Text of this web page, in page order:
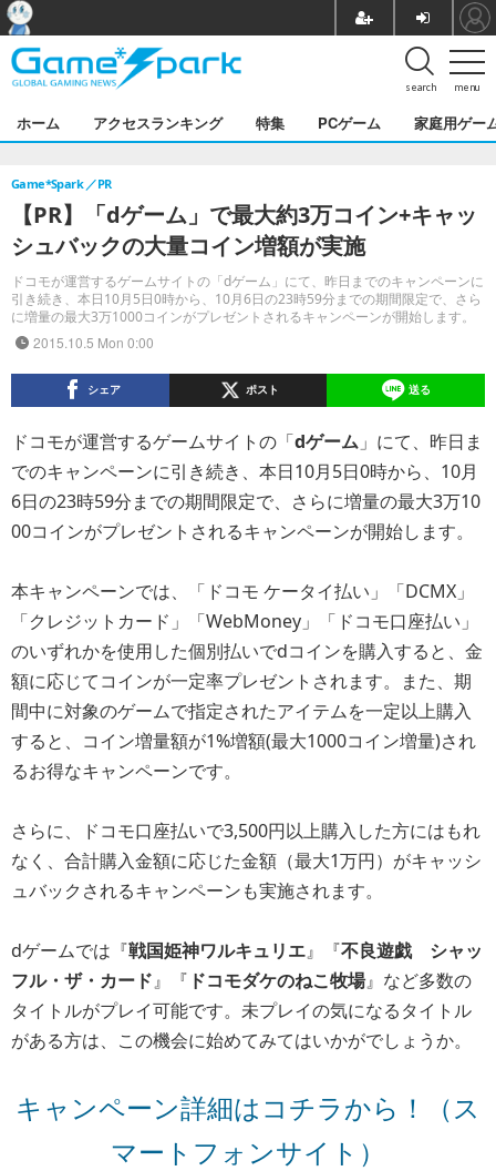
menu
search
ホーム アクセスランキング 特集 PCゲーム 家庭用ゲー
【PR】「dゲーム」で最大約3万コイン+キャッ
シュバックの大量コイン増額が実施
ドコモが運営するゲームサイトの「dゲーム」にて、昨日までのキャンペーンに
引き続き、本日10月5日0時から、10月6日の23時59分までの期間限定で、さら
に増量の最大3万1000コインがプレゼントされるキャンペーンが開始します。
Game*Spark PR
2015.10.5 Mon 0:00
シェア ポスト 送る
ドコモが運営するゲームサイトの「dゲーム 」にて、昨日ま
でのキャンペーンに引き続き、本日10月5日0時から、10月
6日の23時59分までの期間限定で、さらに増量の最大3万10
00コインがプレゼントされるキャンペーンが開始します。
本キャンペーンでは、「ドコモ ケータイ払い」「DCMX」
「クレジットカード」「WebMoney」「ドコモ口座払い」
のいずれかを使用した個別払いでdコインを購入すると、金
額に応じてコインが一定率プレゼントされます。また、期
間中に対象のゲームで指定されたアイテムを一定以上購入
すると、コイン増量額が1%増額(最大1000コイン増量)され
るお得なキャンペーンです。
さらに、ドコモ口座払いで3,500円以上購入した方にはもれ
なく、合計購入金額に応じた金額（最大1万円）がキャッシ
ュバックされるキャンペーンも実施されます。
dゲームでは『戦国姫神ワルキュリエ』『不良遊戯 シャッ
フル・ザ・カード』『 ドコモダケのねこ牧場』など多数の
タイトルがプレイ可能です。未プレイの気になるタイトル
がある方は、この機会に始めてみてはいかがでしょうか。
キャンペーン詳細はコチラから！（ス
マートフォンサイト）